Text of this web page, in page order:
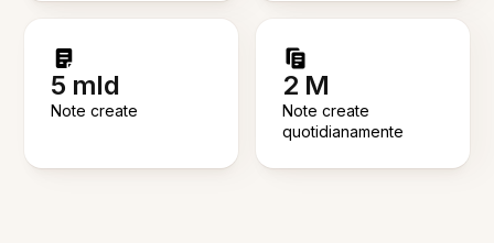
5 mld
Note create
2 M
Note create
quotidianamente